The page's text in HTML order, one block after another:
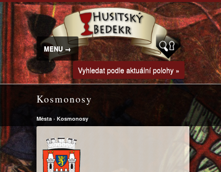
MENU →
Vyhledat podle aktuální polohy »
Kosmonosy
Města › Kosmonosy